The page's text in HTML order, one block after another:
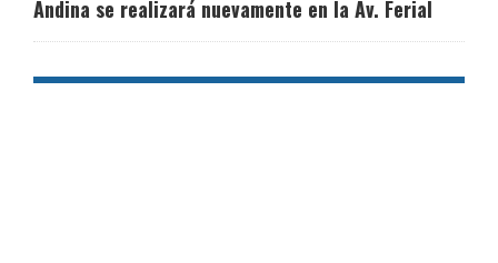
Andina se realizará nuevamente en la Av. Ferial